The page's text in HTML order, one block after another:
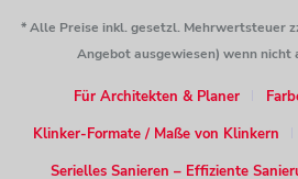
* Alle Preise inkl. gesetzl. Mehrwertsteuer
Angebot ausgewiesen) wenn nicht
Für Architekten & Planer
Klinker-Formate / Maße von Klinkern
Serielles Sanieren – Effiziente